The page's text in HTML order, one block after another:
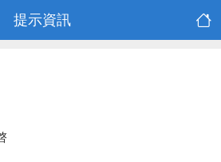
提示資訊